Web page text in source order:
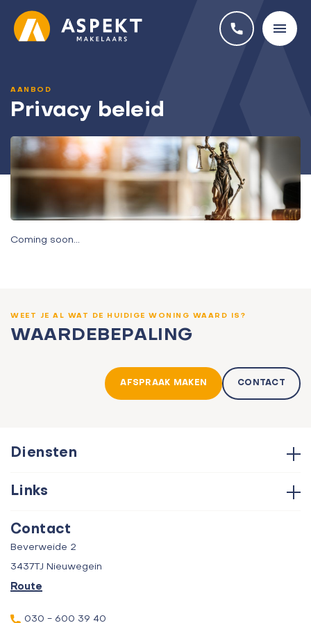
AANBOD
Privacy beleid
Coming soon...
WEET JE AL WAT DE HUIDIGE WONING WAARD IS?
WAARDEBEPALING
AFSPRAAK MAKEN CONTACT
Diensten
Aankoop
Taxatie
Verhuur
Links
Over ons
Contact
Beverweide 2
3437TJ Nieuwegein
Route
030 - 600 39 40